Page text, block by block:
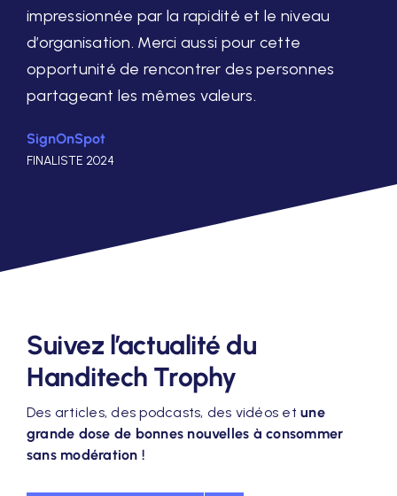
impressionnée par la rapidité et le niveau
d’organisation. Merci aussi pour cette
opportunité de rencontrer des personnes
partageant les mêmes valeurs.
SignOnSpot
FINALISTE 2024
Suivez l’actualité du
Handitech Trophy
Des articles, des podcasts, des vidéos etune
grande dose de bonnes nouvelles à consommer
sans modération !